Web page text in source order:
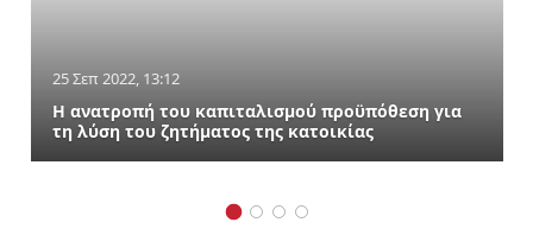
25 Σεπ 2022, 13:12
Η ανατροπή του καπιταλισμού προϋπόθεση για
τη λύση του ζητήματος της κατοικίας